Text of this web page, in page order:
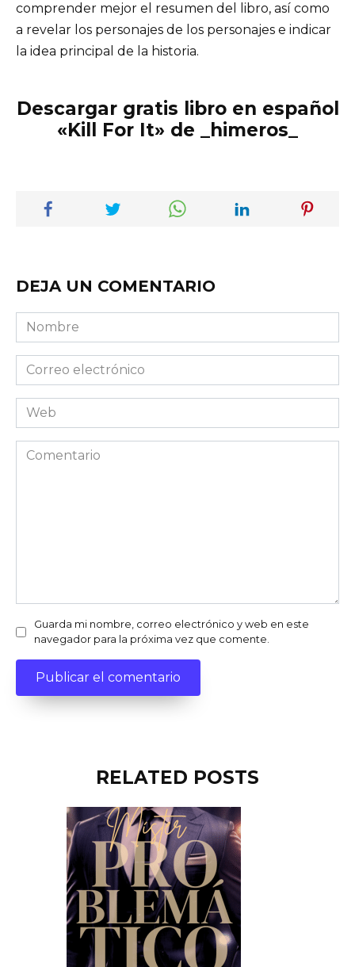
comprender mejor el resumen del libro, así como
a revelar los personajes de los personajes e indicar
la idea principal de la historia.
Descargar gratis libro en español
«Kill For It» de _himeros_
DEJA UN COMENTARIO
Nombre
Correo
electrónico
Web
Comentario
Guarda mi nombre, correo electrónico y web en este
navegador para la próxima vez que comente.
RELATED POSTS